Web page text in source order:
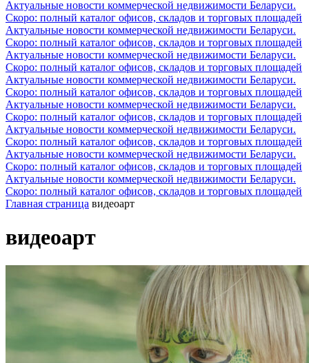
Актуальные новости коммерческой недвижимости Беларуси.
Скоро: полный каталог офисов, складов и торговых площадей
Актуальные новости коммерческой недвижимости Беларуси.
Скоро: полный каталог офисов, складов и торговых площадей
Актуальные новости коммерческой недвижимости Беларуси.
Скоро: полный каталог офисов, складов и торговых площадей
Актуальные новости коммерческой недвижимости Беларуси.
Скоро: полный каталог офисов, складов и торговых площадей
Актуальные новости коммерческой недвижимости Беларуси.
Скоро: полный каталог офисов, складов и торговых площадей
Актуальные новости коммерческой недвижимости Беларуси.
Скоро: полный каталог офисов, складов и торговых площадей
Актуальные новости коммерческой недвижимости Беларуси.
Скоро: полный каталог офисов, складов и торговых площадей
Актуальные новости коммерческой недвижимости Беларуси.
Скоро: полный каталог офисов, складов и торговых площадей
Главная страница видеоарт
видеоарт